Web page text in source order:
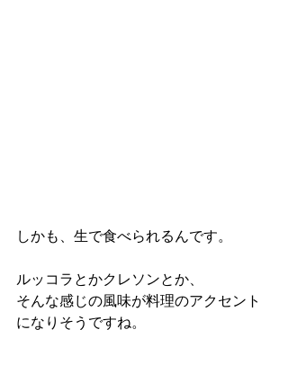
しかも、生で食べられるんです。
ルッコラとかクレソンとか、
そんな感じの風味が料理のアクセント
になりそうですね。